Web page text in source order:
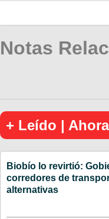
Notas
+ Leído | Ahora
Biobío lo revirtió:
corredores de
alternativas